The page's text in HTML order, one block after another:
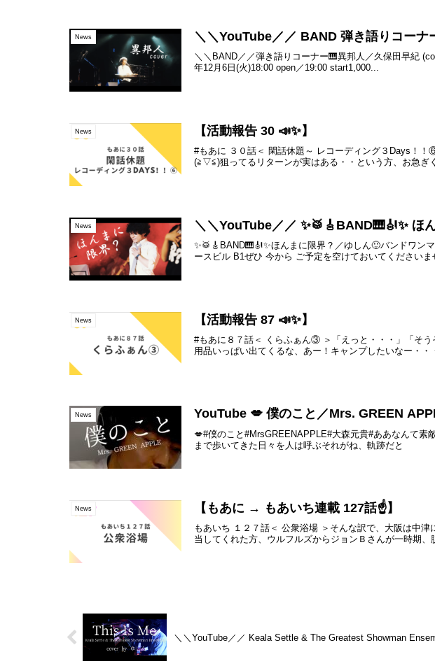
News ＼＼YouTube／／ BAND 弾き語りコー
＼＼BAND／／弾き語りコーナー🎹異邦人／久保田早紀
年12月6日(火)18:00 open／19:00 start1,000...
News 【活動報告 30 📣✨】
#もあに ３０話＜ 閑話休題～ レコーディング３Days！
(≧▽≦)狙ってるリターンが実はある・・という方、お急ぎ
News ＼＼YouTube／／ ✨🥁🎸BAND🎹🎻✨ ほ
✨🥁🎸BAND🎹🎻✨ほんまに限界？／ゆしん🙂バンドワン
ースビル B1ぜひ 今から ご予定を空けておいてくださいま
News 【活動報告 87 📣✨】
#もあに８７話＜ くらふぁん③ ＞「えっと・・・」「そ
用品いっぱい出てくるな、あー！キャンプしたいなー・・
News YouTube 💋 僕のこと／Mrs. GREEN
💋#僕のこと#MrsGREENAPPLE#大森元貴#ああなんて素
まで歩いてきた日々を人は呼ぶそれがね、軌跡だと
News 【もあに → もあいち連載 127話☝️】
もあいち １２７話＜ 公衆浴場 ＞そんな訳で、大阪は中
当してくれた方、ウルフルズからジョンＢさんが一時期
＼＼YouTube／／ Keala Settle & The Greatest Showman